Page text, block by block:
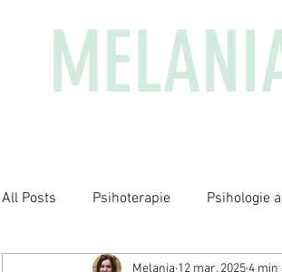
All Posts Psihoterapie Psihologie
Melania 12 mar. 20254 min